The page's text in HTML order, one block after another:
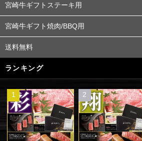
宮崎牛ギフトステーキ用
宮崎牛ギフト焼肉/BBQ用
送料無料
ランキング
1 2